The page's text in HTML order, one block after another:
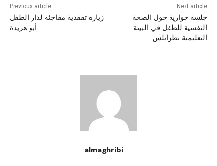
Previous article
زيارة تفقدية مفاجئة لدار الطفل
أبو هريدة
Next article
جلسة حوارية حول الصحة
النفسية للطفل في البيئة
التعليمية بطرابلس
almaghribi